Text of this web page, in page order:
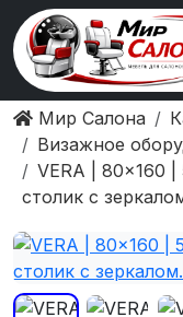
Мир Салона
Визажное
VERA | 80×160
столик с